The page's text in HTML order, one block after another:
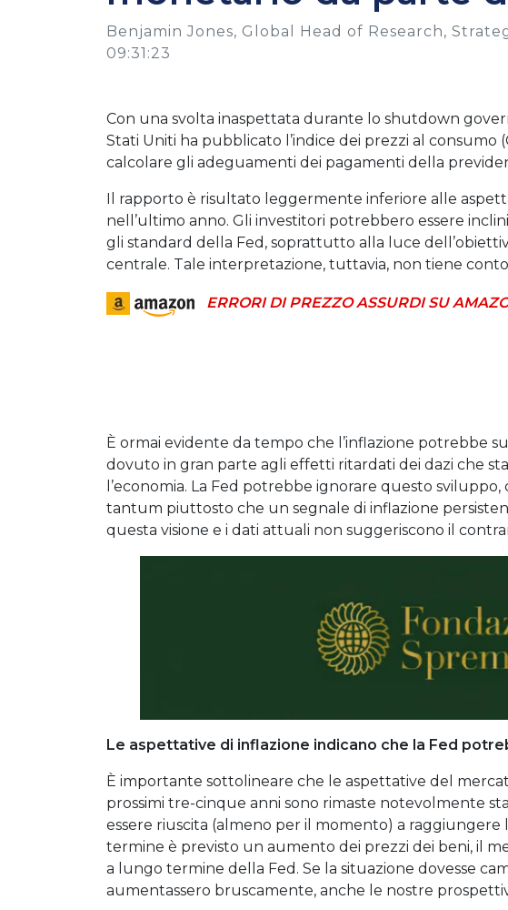
Benjamin Jones, Global Head of Research,
09:31:23
Con una svolta inaspettata durante lo shutdown
Stati Uniti ha pubblicato l’indice dei prezzi al
calcolare gli adeguamenti dei pagamenti della
Il rapporto è risultato leggermente inferiore alle
nell’ultimo anno. Gli investitori potrebbero essere
gli standard della Fed, soprattutto alla luce
centrale. Tale interpretazione, tuttavia, non tiene
ERRORI DI PREZZO ASSURDI SU
È ormai evidente da tempo che l’inflazione potrebbe
dovuto in gran parte agli effetti ritardati dei dazi che
l’economia. La Fed potrebbe ignorare questo
tantum piuttosto che un segnale di inflazione
questa visione e i dati attuali non suggeriscono il
Le aspettative di inflazione indicano che la Fed
È importante sottolineare che le aspettative del
prossimi tre-cinque anni sono rimaste notevolmente
essere riuscita (almeno per il momento) a raggiungere
termine è previsto un aumento dei prezzi dei beni, il
a lungo termine della Fed. Se la situazione dovesse
aumentassero bruscamente, anche le nostre